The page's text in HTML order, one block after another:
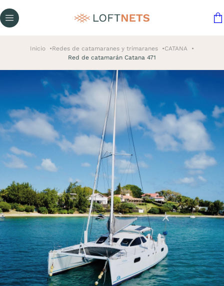
Inicio Redes de catamaranes y trimaranes
CATANA
Red de catamarán Catana 471